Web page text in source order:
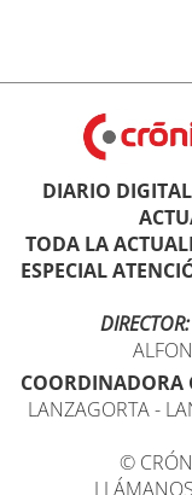
DIARIO
TODA LA
ESPECIAL
DIRECTOR:
COORDINADORA
LANZAGORTA -
©